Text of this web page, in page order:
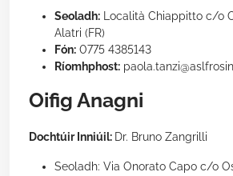
Seoladh: Località Chiappitto c/o
Alatri (FR)
Fón: 0775 4385143
Ríomhphost:
Oifig Anagni
Dochtúir Inniúil: Dr. Bruno Zangrilli
Seoladh: Via Onorato Capo c/o